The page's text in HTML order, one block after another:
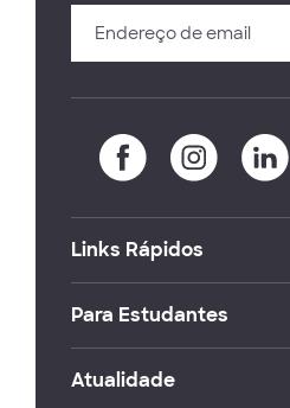
Links Rápidos
Para Estudantes
Atualidade